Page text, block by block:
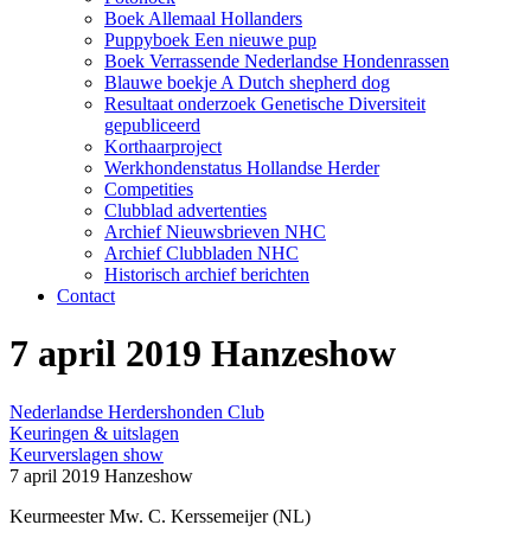
Boek Allemaal Hollanders
Puppyboek Een nieuwe pup
Boek Verrassende Nederlandse Hondenrassen
Blauwe boekje A Dutch shepherd dog
Resultaat onderzoek Genetische Diversiteit
gepubliceerd
Korthaarproject
Werkhondenstatus Hollandse Herder
Competities
Clubblad advertenties
Archief Nieuwsbrieven NHC
Archief Clubbladen NHC
Historisch archief berichten
Contact
7 april 2019 Hanzeshow
Nederlandse Herdershonden Club
Keuringen & uitslagen
Keurverslagen show
7 april 2019 Hanzeshow
Keurmeester Mw. C. Kerssemeijer (NL)